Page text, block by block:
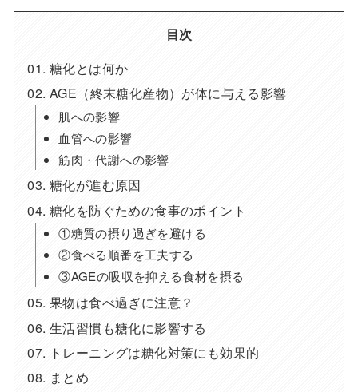
目次
糖化とは何か
AGE（終末糖化産物）が体に与える影響
肌への影響
血管への影響
筋肉・代謝への影響
糖化が進む原因
糖化を防ぐための食事のポイント
①糖質の摂り過ぎを避ける
②食べる順番を工夫する
③AGEの吸収を抑える食材を摂る
果物は食べ過ぎに注意？
生活習慣も糖化に影響する
トレーニングは糖化対策にも効果的
まとめ